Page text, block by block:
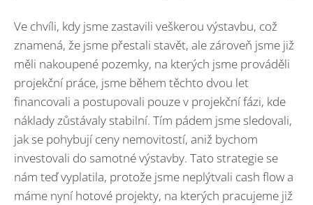
Ve chvíli, kdy jsme zastavili veškerou výstavbu, což
znamená, že jsme přestali stavět, ale zároveň jsme již
měli nakoupené pozemky, na kterých jsme prováděli
projekční práce, jsme během těchto dvou let
financovali a postupovali pouze v projekční fázi, kde
náklady zůstávaly stabilní. Tím pádem jsme sledovali,
jak se pohybují ceny nemovitostí, aniž bychom
investovali do samotné výstavby. Tato strategie se
nám teď vyplatila, protože jsme neplýtvali cash flow a
máme nyní hotové projekty, na kterých pracujeme již